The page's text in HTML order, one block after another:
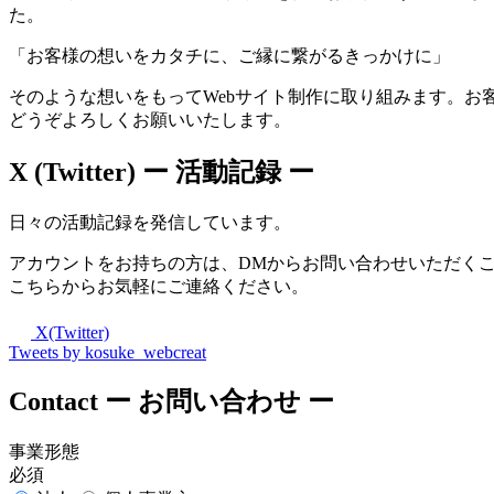
た。
「お客様の想いをカタチに、ご縁に繋がるきっかけに」
そのような想いをもってWebサイト制作に取り組みます。
どうぞよろしくお願いいたします。
X (Twitter) ー 活動記録 ー
日々の活動記録を発信しています。
アカウントをお持ちの方は、DMからお問い合わせいただく
こちらからお気軽にご連絡ください。
X(Twitter)
Tweets by kosuke_webcreat
Contact ー お問い合わせ ー
事業形態
必須